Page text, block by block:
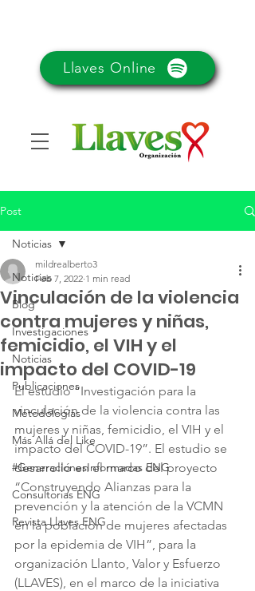
Llaves Online
Post
Noticias
Blog
Investigaciones
Noticias
Publicaciones
Metodologías
Más Allá del Like
#GeneracionesInformadas ENG
Consultorias ENG
Revista Llaves ENG
Noticias
Vinculación de la violencia
contra mujeres y niñas,
femicidio, el VIH y el
impacto del COVID-19
mildrealberto3
Feb 7, 2022 1 min read
El estudio “Investigación para la
vinculación de la violencia contra las
mujeres y niñas, femicidio, el VIH y el
impacto del COVID-19”. El estudio se
desarrolló en el marco del proyecto
“Construyendo Alianzas para la
prevención y la atención de la VCMN
en la población de mujeres afectadas
por la epidemia de VIH”, para la
organización Llanto, Valor y Esfuerzo
(LLAVES), en el marco de la iniciativa